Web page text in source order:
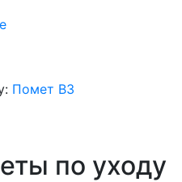
Помет B3
по уходу